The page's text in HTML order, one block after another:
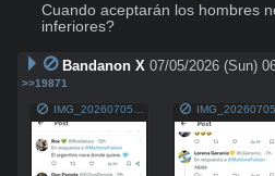
Cuando aceptarán los hombres
inferiores?
Bandanon X 07/05/2026 (Sun)
>>19871